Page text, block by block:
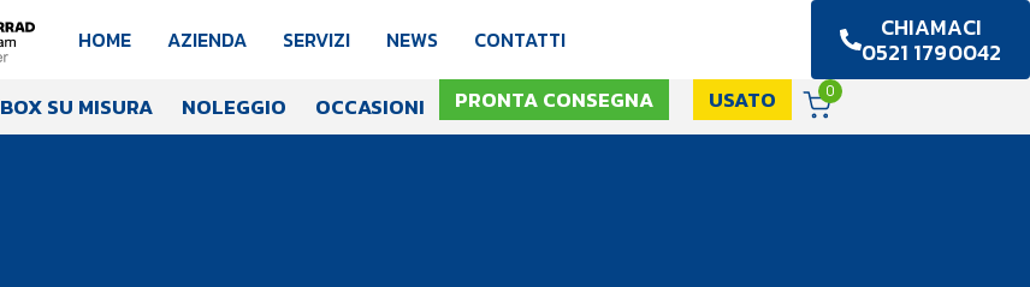
HOME AZIENDA SERVIZI NEWS CONTATTI CHIAMACI
0521 1790042
BOX SU MISURA NOLEGGIO OCCASIONI PRONTA CONSEGNA USATO 0